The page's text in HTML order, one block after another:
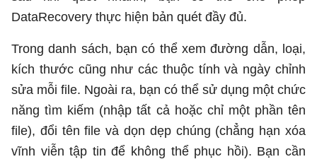
DataRecovery thực hiện bản quét đầy đủ.
Trong danh sách, bạn có thể xem đường dẫn, loại,
kích thước cũng như các thuộc tính và ngày chỉnh
sửa mỗi file. Ngoài ra, bạn có thể sử dụng một chức
năng tìm kiếm (nhập tất cả hoặc chỉ một phần tên
file), đổi tên file và dọn dẹp chúng (chẳng hạn xóa
vĩnh viễn tập tin để không thể phục hồi). Bạn cần